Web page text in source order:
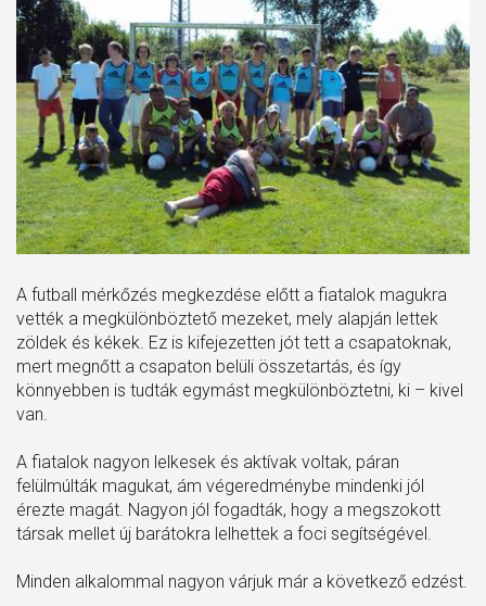
A futball mérkőzés megkezdése előtt a fiatalok magukra
vették a megkülönböztető mezeket, mely alapján lettek
zöldek és kékek. Ez is kifejezetten jót tett a csapatoknak,
mert megnőtt a csapaton belüli összetartás, és így
könnyebben is tudták egymást megkülönböztetni, ki – kivel
van.
A fiatalok nagyon lelkesek és aktívak voltak, páran
felülmúlták magukat, ám végeredménybe mindenki jól
érezte magát. Nagyon jól fogadták, hogy a megszokott
társak mellet új barátokra lelhettek a foci segítségével.
Minden alkalommal nagyon várjuk már a következő edzést.